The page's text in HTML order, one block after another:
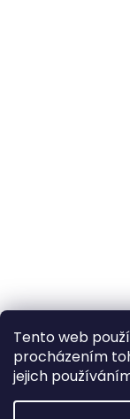
Tento web
procházením
jejich